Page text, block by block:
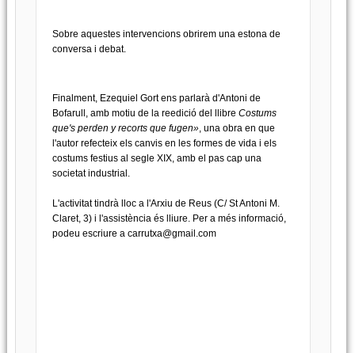
Sobre aquestes intervencions obrirem una estona de
conversa i debat.
Finalment, Ezequiel Gort ens parlarà d'Antoni de
Bofarull, amb motiu de la reedició del llibre Costums
que's perden y recorts que fugen», una obra en que
l'autor refecteix els canvis en les formes de vida i els
costums festius al segle XIX, amb el pas cap una
societat industrial.
L'activitat tindrà lloc a l'Arxiu de Reus (C/ St Antoni M.
Claret, 3) i l'assistència és lliure. Per a més informació,
podeu escriure a carrutxa@gmail.com